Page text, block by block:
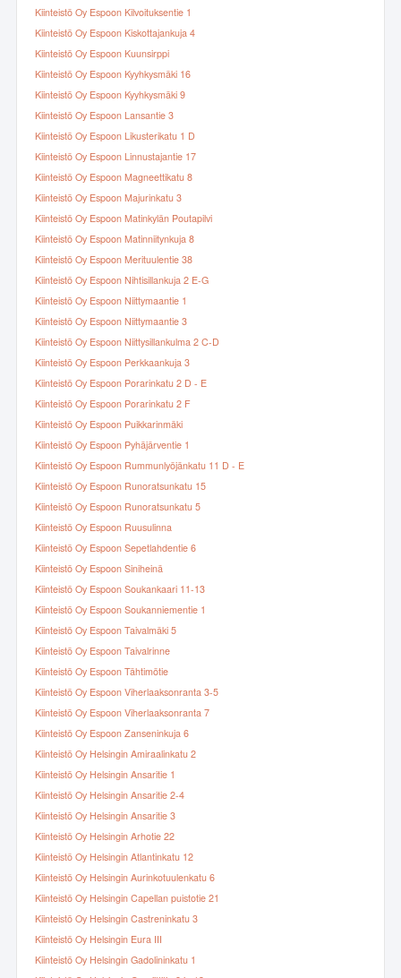
Kiinteistö Oy Espoon Kilvoituksentie 1
Kiinteistö Oy Espoon Kiskottajankuja 4
Kiinteistö Oy Espoon Kuunsirppi
Kiinteistö Oy Espoon Kyyhkysmäki 16
Kiinteistö Oy Espoon Kyyhkysmäki 9
Kiinteistö Oy Espoon Lansantie 3
Kiinteistö Oy Espoon Likusterikatu 1 D
Kiinteistö Oy Espoon Linnustajantie 17
Kiinteistö Oy Espoon Magneettikatu 8
Kiinteistö Oy Espoon Majurinkatu 3
Kiinteistö Oy Espoon Matinkylän Poutapilvi
Kiinteistö Oy Espoon Matinniitynkuja 8
Kiinteistö Oy Espoon Merituulentie 38
Kiinteistö Oy Espoon Nihtisillankuja 2 E-G
Kiinteistö Oy Espoon Niittymaantie 1
Kiinteistö Oy Espoon Niittymaantie 3
Kiinteistö Oy Espoon Niittysillankulma 2 C-D
Kiinteistö Oy Espoon Perkkaankuja 3
Kiinteistö Oy Espoon Porarinkatu 2 D - E
Kiinteistö Oy Espoon Porarinkatu 2 F
Kiinteistö Oy Espoon Puikkarinmäki
Kiinteistö Oy Espoon Pyhäjärventie 1
Kiinteistö Oy Espoon Rummunlyöjänkatu 11 D - E
Kiinteistö Oy Espoon Runoratsunkatu 15
Kiinteistö Oy Espoon Runoratsunkatu 5
Kiinteistö Oy Espoon Ruusulinna
Kiinteistö Oy Espoon Sepetlahdentie 6
Kiinteistö Oy Espoon Siniheinä
Kiinteistö Oy Espoon Soukankaari 11-13
Kiinteistö Oy Espoon Soukanniementie 1
Kiinteistö Oy Espoon Taivalmäki 5
Kiinteistö Oy Espoon Taivalrinne
Kiinteistö Oy Espoon Tähtimötie
Kiinteistö Oy Espoon Viherlaaksonranta 3-5
Kiinteistö Oy Espoon Viherlaaksonranta 7
Kiinteistö Oy Espoon Zanseninkuja 6
Kiinteistö Oy Helsingin Amiraalinkatu 2
Kiinteistö Oy Helsingin Ansaritie 1
Kiinteistö Oy Helsingin Ansaritie 2-4
Kiinteistö Oy Helsingin Ansaritie 3
Kiinteistö Oy Helsingin Arhotie 22
Kiinteistö Oy Helsingin Atlantinkatu 12
Kiinteistö Oy Helsingin Aurinkotuulenkatu 6
Kiinteistö Oy Helsingin Capellan puistotie 21
Kiinteistö Oy Helsingin Castreninkatu 3
Kiinteistö Oy Helsingin Eura III
Kiinteistö Oy Helsingin Gadolininkatu 1